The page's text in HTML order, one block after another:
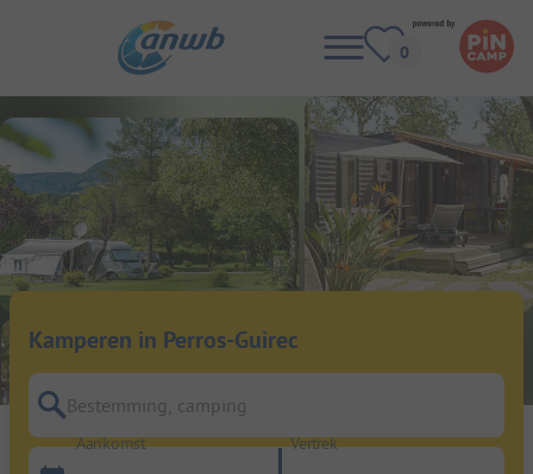
Kamperen in Perros-Guirec
Bestemming, camping
Aankomst Vertrek